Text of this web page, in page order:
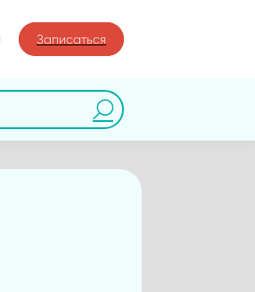
Записаться